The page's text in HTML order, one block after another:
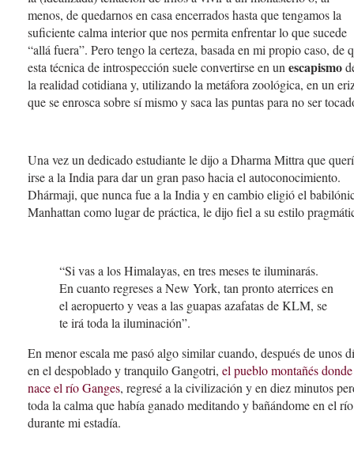
menos, de quedarnos en casa encerrados hasta que tengamos la
suficiente calma interior que nos permita enfrentar lo que sucede
“allá fuera”. Pero tengo la certeza, basada en mi propio caso, de
esta técnica de introspección suele convertirse en un escapismo
la realidad cotidiana y, utilizando la metáfora zoológica, en un
que se enrosca sobre sí mismo y saca las puntas para no ser
Una vez un dedicado estudiante le dijo a Dharma Mittra que
irse a la India para dar un gran paso hacia el autoconocimiento.
Dhármaji, que nunca fue a la India y en cambio eligió el
Manhattan como lugar de práctica, le dijo fiel a su estilo
“Si vas a los Himalayas, en tres meses te iluminarás.
En cuanto regreses a New York, tan pronto aterrices en
el aeropuerto y veas a las guapas azafatas de KLM, se
te irá toda la iluminación”.
En menor escala me pasó algo similar cuando, después de unos
en el despoblado y tranquilo Gangotri, el pueblo montañés donde
nace el río Ganges, regresé a la civilización y en diez minutos
toda la calma que había ganado meditando y bañándome en el río
durante mi estadía.